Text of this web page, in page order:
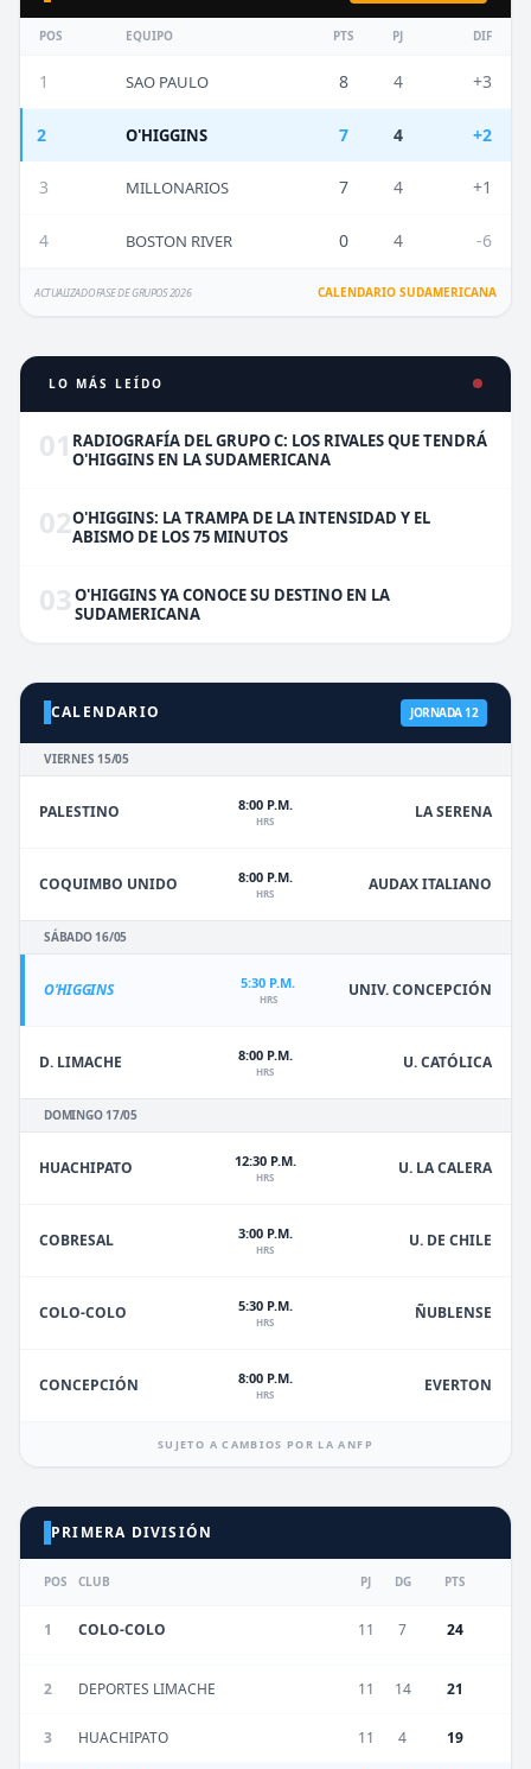
POS EQUIPO PTS PJ DIF
1 SAO PAULO 8 4 +3
2 O'HIGGINS 7 4 +2
3 MILLONARIOS 7 4 +1
4 BOSTON RIVER 0 4 -6
ACTUALIZADO FASE DE GRUPOS 2026 CALENDARIO SUDAMERICANA
LO MÁS LEÍDO
01 RADIOGRAFÍA DEL GRUPO C: LOS RIVALES QUE TENDRÁ
O'HIGGINS EN LA SUDAMERICANA
02O'HIGGINS: LA TRAMPA DE LA INTENSIDAD Y EL
ABISMO DE LOS 75 MINUTOS
03 O'HIGGINS YA CONOCE SU DESTINO EN LA
SUDAMERICANA
CALENDARIO JORNADA 12
VIERNES 15/05
PALESTINO 8:00 P.M.
HRS LA SERENA
COQUIMBO UNIDO 8:00 P.M.
HRS AUDAX ITALIANO
SÁBADO 16/05
O'HIGGINS 5:30 P.M.
HRS UNIV. CONCEPCIÓN
D. LIMACHE 8:00 P.M.
HRS U. CATÓLICA
DOMINGO 17/05
HUACHIPATO 12:30 P.M.
HRS U. LA CALERA
COBRESAL 3:00 P.M.
HRS U. DE CHILE
COLO-COLO 5:30 P.M.
HRS ÑUBLENSE
CONCEPCIÓN 8:00 P.M.
HRS EVERTON
SUJETO A CAMBIOS POR LA ANFP
PRIMERA DIVISIÓN
POS CLUB PJ DG PTS
1 COLO-COLO 11 7 24
2 DEPORTES LIMACHE 11 14 21
3 HUACHIPATO 11 4 19